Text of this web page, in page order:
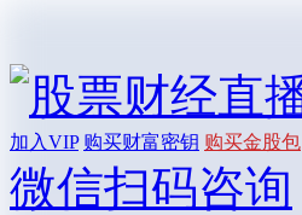
加入VIP 购买财富密钥 购买金股包
微信扫码咨询